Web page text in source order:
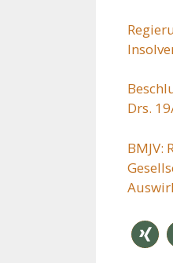
Drs.
BMJV: